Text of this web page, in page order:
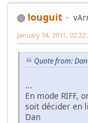
louguit
January 04, 2011,
Quote from:
...
En mode RIFF,
soit décider en
Dan